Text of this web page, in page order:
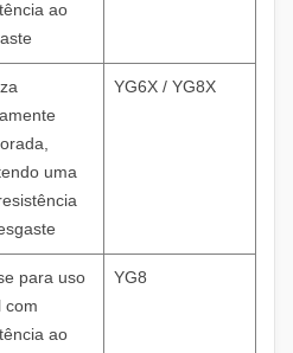
ao
uma
YG6X / YG8X
para uso
com
ao
YG8